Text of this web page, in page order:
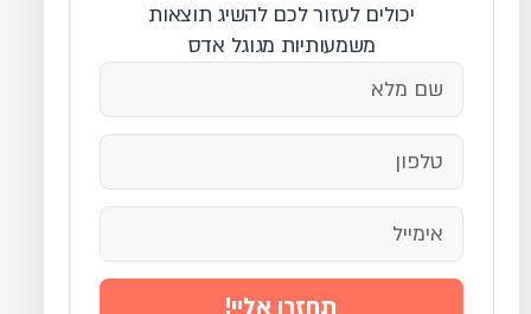
יכולים לעזור לכם להשיג תוצאות
משמעותיות מגוגל אדס
תחזרו אליי!